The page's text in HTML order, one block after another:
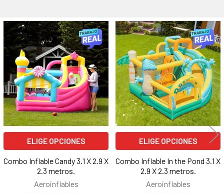
Productos
relacionados
ELIGE OPCIONES
Combo Inflable Candy 3.1 X 2.9 X
2.3 metros.
Aeroinflables
ELIGE OPCIONES
Combo Inflable In the Pond 3.1 X
2.9 X 2.3 metros.
Aeroinflables